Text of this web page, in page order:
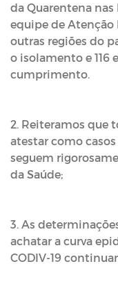
da Quarentena nas
equipe de Atenção
outras regiões do
o isolamento e 116
cumprimento.
2. Reiteramos que
atestar como
seguem
da Saúde;
3. As
achatar a curva
CODIV-19